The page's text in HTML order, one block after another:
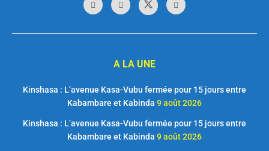
A LA UNE
Kinshasa : L’avenue Kasa-Vubu fermée pour 15 jours entre
Kabambare et Kabinda 9 août 2026
Kinshasa : L’avenue Kasa-Vubu fermée pour 15 jours entre
Kabambare et Kabinda 9 août 2026